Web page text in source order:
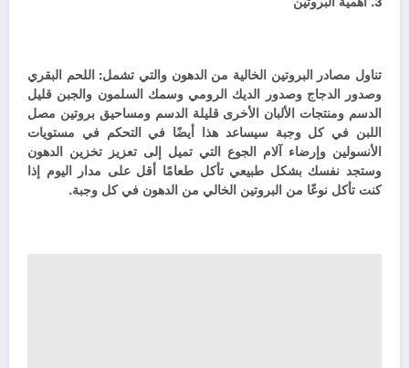
تناول مصادر البروتين الخالية من الدهون والتي تشمل: اللحم البقري
وصدور الدجاج وصدور الديك الرومي وسمك السلمون والجبن قليل
الدسم ومنتجات الألبان الأخرى قليلة الدسم ومساحيق بروتين مصل
اللبن في كل وجبة سيساعد هذا أيضًا في التحكم في مستويات
الأنسولين وإرضاء آلام الجوع التي تميل إلى تعزيز تخزين الدهون
وستجد نفسك بشكل طبيعي تأكل طعامًا أقل على مدار اليوم إذا
كنت تأكل نوعًا من البروتين الخالي من الدهون في كل وجبة.